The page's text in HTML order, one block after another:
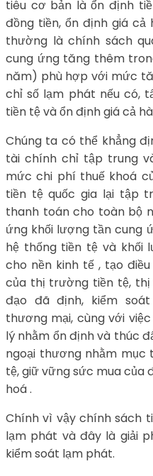
tiêu cơ bản là ổn định
đồng tiền, ổn định giá cả
thường là chính sách
cung ứng tăng thêm
năm) phù hợp với mức
chỉ số lạm phát nếu có,
tiền tệ và ổn định giá cả
Chúng ta có thể khẳng
tài chính chỉ tập trung
mức chi phí thuế khoá
tiền tệ quốc gia lại tập
thanh toán cho toàn bộ
ứng khối lượng tần cung
hệ thống tiền tệ và khối
cho nền kinh tế , tạo
của thị trường tiền tệ,
đạo đã định, kiểm
thương mại, cùng với
lý nhằm ổn định và thúc
ngoại thương nhằm mục
tệ, giữ vững sức mua của
hoá .
Chính vì vậy chính sách
lạm phát và đây là giải
kiểm soát lạm phát.